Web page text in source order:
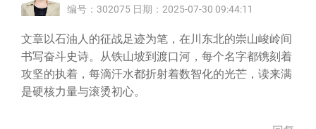
编号：302075 日期：2025-07-30 09:44:11
文章以石油人的征战足迹为笔，在川东北的崇山峻岭间
书写奋斗史诗。从铁山坡到渡口河，每个名字都镌刻着
攻坚的执着，每滴汗水都折射着数智化的光芒，读来满
是硬核力量与滚烫初心。